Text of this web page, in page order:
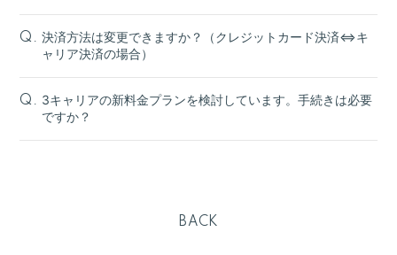
Q. 決済方法は変更できますか？（クレジットカード決済⇔キ
ャリア決済の場合）
Q. 3キャリアの新料金プランを検討しています。手続きは必要
ですか？
BACK